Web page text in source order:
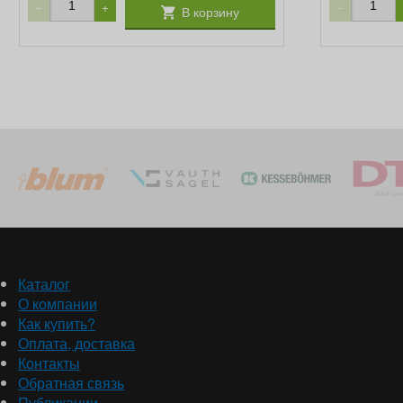
− + В корзину −
Каталог
О компании
Как купить?
Оплата, доставка
Контакты
Обратная связь